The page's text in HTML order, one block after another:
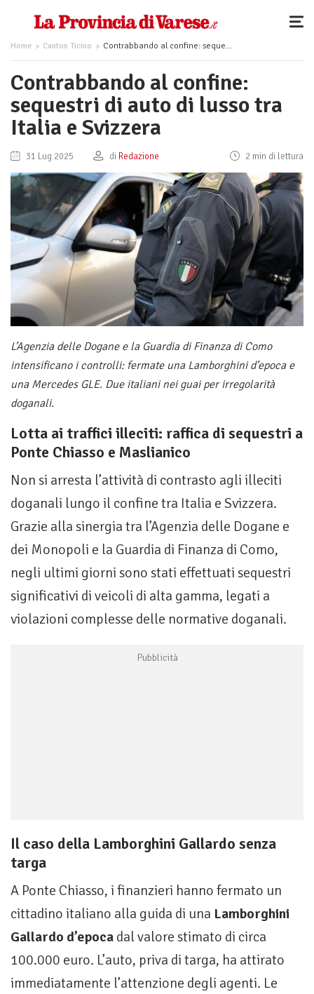
Home Canton Ticino Contrabbando al confine: sequestri di auto di lusso tra Italia e Svizzera
Contrabbando al confine:
sequestri di auto di lusso tra
Italia e Svizzera
31 Lug 2025 di Redazione 2 min di lettura
L’Agenzia delle Dogane e la Guardia di Finanza di Como
intensificano i controlli: fermate una Lamborghini d’epoca e
una Mercedes GLE. Due italiani nei guai per irregolarità
doganali.
Lotta ai traffici illeciti: raffica di sequestri a
Ponte Chiasso e Maslianico
Non si arresta l’attività di contrasto agli illeciti
doganali lungo il confine tra Italia e Svizzera.
Grazie alla sinergia tra l’Agenzia delle Dogane e
dei Monopoli e la Guardia di Finanza di Como,
negli ultimi giorni sono stati effettuati sequestri
significativi di veicoli di alta gamma, legati a
violazioni complesse delle normative doganali.
Il caso della Lamborghini Gallardo senza
targa
A Ponte Chiasso, i finanzieri hanno fermato un
cittadino italiano alla guida di una Lamborghini
Gallardo d’epoca dal valore stimato di circa
100.000 euro. L’auto, priva di targa, ha attirato
immediatamente l’attenzione degli agenti. Le